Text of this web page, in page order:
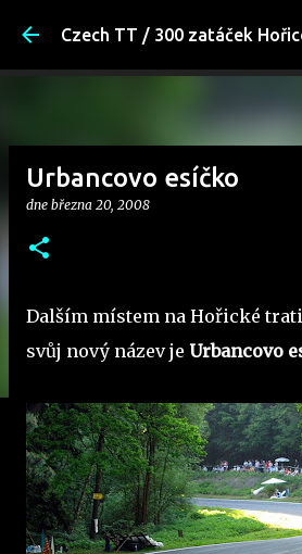
Přeskočit na hlavní
Urbancovo esíčko
dne března 20, 2008
Dalším místem na Hořické
svůj nový název je Urbancovo